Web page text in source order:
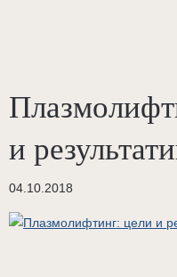
и
04.10.2018